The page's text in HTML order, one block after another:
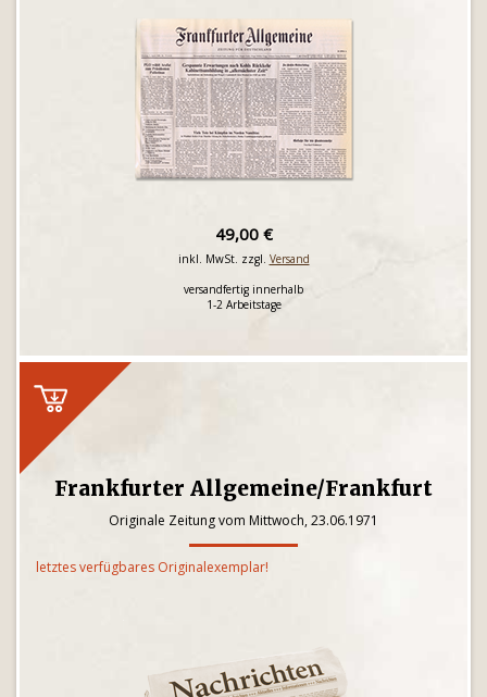
49,00 €
inkl. MwSt. zzgl. Versand
versandfertig innerhalb
1-2 Arbeitstage
Frankfurter Allgemeine/Frankfurt
Originale Zeitung vom Mittwoch, 23.06.1971
letztes verfügbares Originalexemplar!